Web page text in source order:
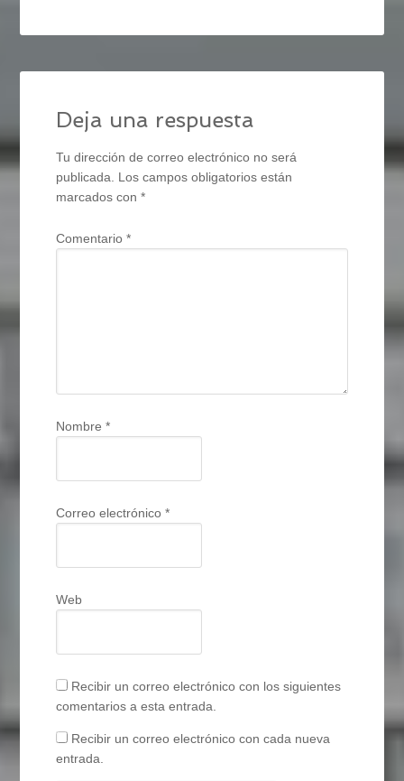
Deja una respuesta
Tu dirección de correo electrónico no será
publicada.
Los campos obligatorios están
marcados con*
Comentario*
Nombre*
Correo electrónico*
Web
Recibir un correo electrónico con los siguientes
comentarios a esta entrada.
Recibir un correo electrónico con cada nueva
entrada.